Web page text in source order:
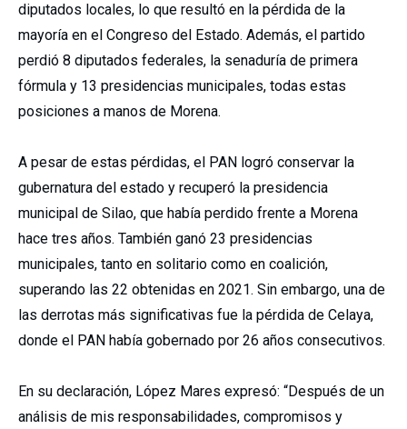
diputados locales, lo que resultó en la pérdida de la
mayoría en el Congreso del Estado. Además, el partido
perdió 8 diputados federales, la senaduría de primera
fórmula y 13 presidencias municipales, todas estas
posiciones a manos de Morena.
A pesar de estas pérdidas, el PAN logró conservar la
gubernatura del estado y recuperó la presidencia
municipal de Silao, que había perdido frente a Morena
hace tres años. También ganó 23 presidencias
municipales, tanto en solitario como en coalición,
superando las 22 obtenidas en 2021. Sin embargo, una de
las derrotas más significativas fue la pérdida de Celaya,
donde el PAN había gobernado por 26 años consecutivos.
En su declaración, López Mares expresó: “Después de un
análisis de mis responsabilidades, compromisos y